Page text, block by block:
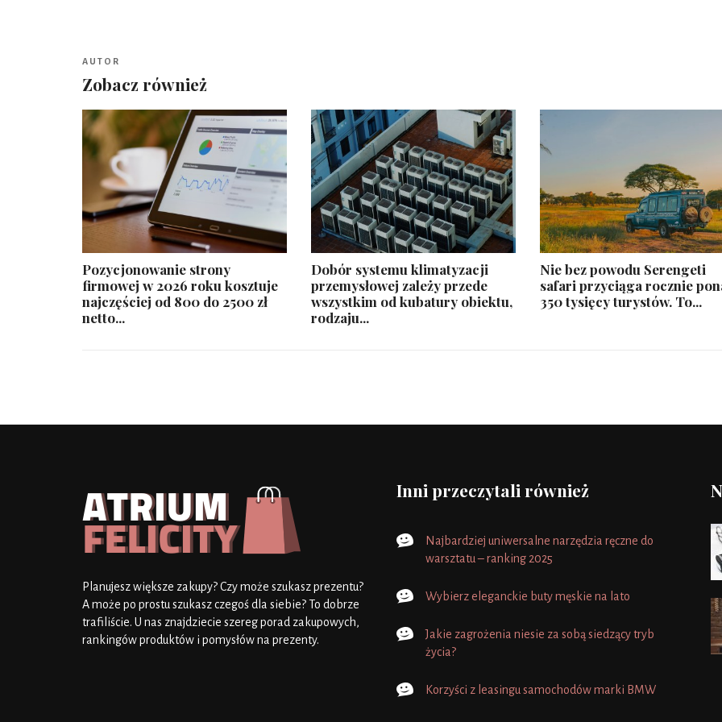
AUTOR
Zobacz również
​Pozycjonowanie strony
firmowej w 2026 roku kosztuje
najczęściej od 800 do 2500 zł
netto...
Dobór systemu klimatyzacji
przemysłowej zależy przede
wszystkim od kubatury obiektu,
rodzaju...
​Nie bez powodu Serengeti
safari przyciąga rocznie
350 tysięcy turystów. To...
Planujesz większe zakupy? Czy może szukasz prezentu?
A może po prostu szukasz czegoś dla siebie? To dobrze
trafiliście. U nas znajdziecie szereg porad zakupowych,
rankingów produktów i pomysłów na prezenty.
Inni przeczytali również
Najbardziej uniwersalne narzędzia ręczne do
warsztatu – ranking 2025
Wybierz eleganckie buty męskie na lato
Jakie zagrożenia niesie za sobą siedzący tryb
życia?
Korzyści z leasingu samochodów marki BMW